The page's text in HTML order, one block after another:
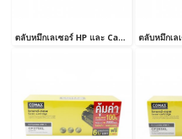
ตลับหมึกเลเซอร์ HP และ Canon รุ่น CE285A/CB435ACanon 325/312/313/125/712/713/725-JUMBO